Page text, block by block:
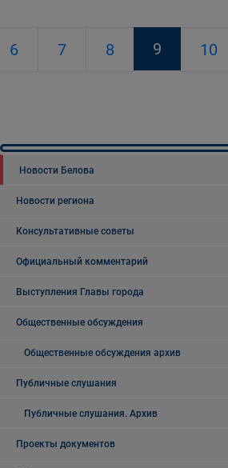
6 7 8 9 10
Новости Белова
Новости региона
Консультативные советы
Официальный комментарий
Выступления Главы города
Общественные обсуждения
Общественные обсуждения архив
Публичные слушания
Публичные слушания. Архив
Проекты документов